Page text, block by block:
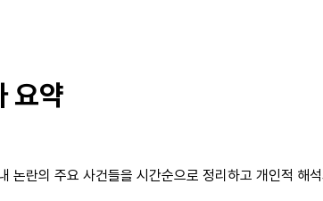
요약
란의 주요 사건들을 시간순으로 정리하고 개인적 해